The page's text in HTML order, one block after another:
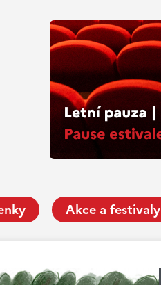
Akce a festivaly